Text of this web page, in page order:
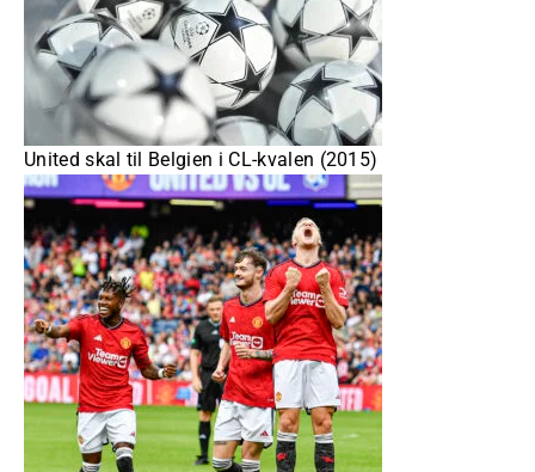
United skal til Belgien i CL-kvalen (2015)